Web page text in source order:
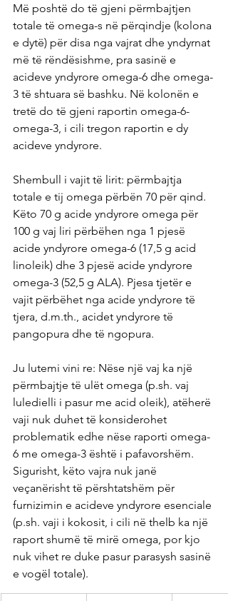
Më poshtë do të gjeni përmbajtjen
totale të omega-s në përqindje (kolona
e dytë) për disa nga vajrat dhe yndyrnat
më të rëndësishme, pra sasinë e
acideve yndyrore omega-6 dhe omega-
3 të shtuara së bashku. Në kolonën e
tretë do të gjeni raportin omega-6-
omega-3, i cili tregon raportin e dy
acideve yndyrore.
Shembull i vajit të lirit: përmbajtja
totale e tij omega përbën 70 për qind.
Këto 70 g acide yndyrore omega për
100 g vaj liri përbëhen nga 1 pjesë
acide yndyrore omega-6 (17,5 g acid
linoleik) dhe 3 pjesë acide yndyrore
omega-3 (52,5 g ALA). Pjesa tjetër e
vajit përbëhet nga acide yndyrore të
tjera, d.m.th., acidet yndyrore të
pangopura dhe të ngopura.
Ju lutemi vini re: Nëse një vaj ka një
përmbajtje të ulët omega (p.sh. vaj
luledielli i pasur me acid oleik), atëherë
vaji nuk duhet të konsiderohet
problematik edhe nëse raporti omega-
6 me omega-3 është i pafavorshëm.
Sigurisht, këto vajra nuk janë
veçanërisht të përshtatshëm për
furnizimin e acideve yndyrore esenciale
(p.sh. vaji i kokosit, i cili në thelb ka një
raport shumë të mirë omega, por kjo
nuk vihet re duke pasur parasysh sasinë
e vogël totale).